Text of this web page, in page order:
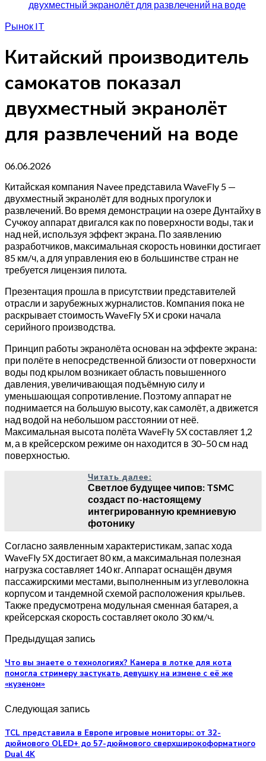
двухместный экранолёт для развлечений на воде
Рынок IT
Китайский производитель
самокатов показал
двухместный экранолёт
для развлечений на воде
06.06.2026
Китайская компания Navee представила WaveFly 5 —
двухместный экранолёт для водных прогулок и
развлечений. Во время демонстрации на озере Дунтайху в
Сучжоу аппарат двигался как по поверхности воды, так и
над ней, используя эффект экрана. По заявлению
разработчиков, максимальная скорость новинки достигает
85 км/ч, а для управления ею в большинстве стран не
требуется лицензия пилота.
Презентация прошла в присутствии представителей
отрасли и зарубежных журналистов. Компания пока не
раскрывает стоимость WaveFly 5X и сроки начала
серийного производства.
Принцип работы экранолёта основан на эффекте экрана:
при полёте в непосредственной близости от поверхности
воды под крылом возникает область повышенного
давления, увеличивающая подъёмную силу и
уменьшающая сопротивление. Поэтому аппарат не
поднимается на большую высоту, как самолёт, а движется
над водой на небольшом расстоянии от неё.
Максимальная высота полёта WaveFly 5X составляет 1,2
м, а в крейсерском режиме он находится в 30–50 см над
поверхностью.
Читать далее:
Светлое будущее чипов: TSMC
создаст по-настоящему
интегрированную кремниевую
фотонику
Согласно заявленным характеристикам, запас хода
WaveFly 5X достигает 80 км, а максимальная полезная
нагрузка составляет 140 кг. Аппарат оснащён двумя
пассажирскими местами, выполненным из углеволокна
корпусом и тандемной схемой расположения крыльев.
Также предусмотрена модульная сменная батарея, а
крейсерская скорость составляет около 30 км/ч.
Предыдущая запись
Что вы знаете о технологиях? Камера в лотке для кота
помогла стримеру застукать девушку на измене с её же
«кузеном»
Следующая запись
TCL представила в Европе игровые мониторы: от 32-
дюймового OLED+ до 57-дюймового сверхширокоформатного
Dual 4K